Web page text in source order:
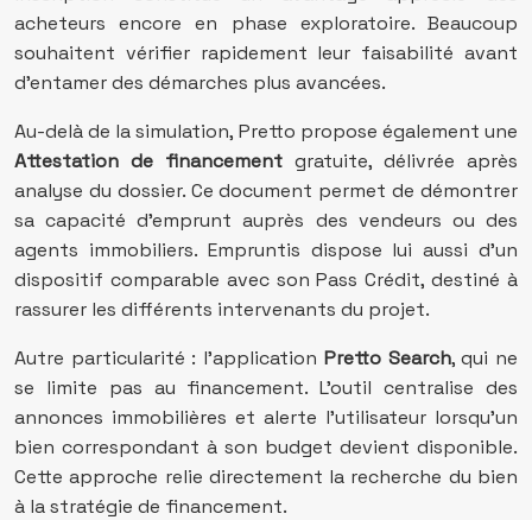
acheteurs encore en phase exploratoire. Beaucoup
souhaitent vérifier rapidement leur faisabilité avant
d’entamer des démarches plus avancées.
Au-delà de la simulation, Pretto propose également une
Attestation de financement gratuite, délivrée après
analyse du dossier. Ce document permet de démontrer
sa capacité d’emprunt auprès des vendeurs ou des
agents immobiliers. Empruntis dispose lui aussi d’un
dispositif comparable avec son Pass Crédit, destiné à
rassurer les différents intervenants du projet.
Autre particularité : l’application Pretto Search, qui ne
se limite pas au financement. L’outil centralise des
annonces immobilières et alerte l’utilisateur lorsqu’un
bien correspondant à son budget devient disponible.
Cette approche relie directement la recherche du bien
à la stratégie de financement.